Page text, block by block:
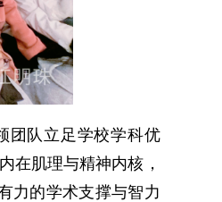
团队立足学校学科优
在肌理与精神内核，
力的学术支撑与智力